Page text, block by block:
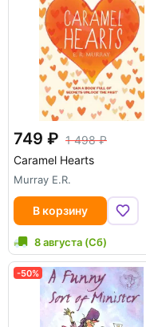
749
1 498
Caramel Hearts
Murray E.R.
В корзину
8 августа (Сб)
-50%